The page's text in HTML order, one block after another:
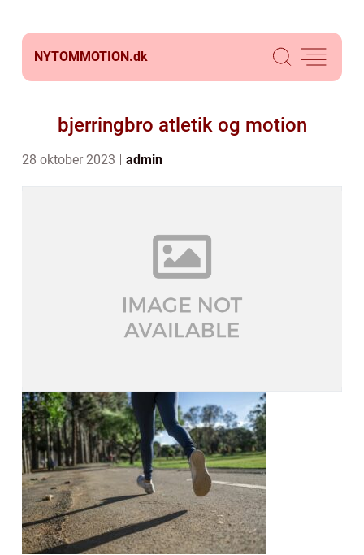
NYTOMMOTION.dk
bjerringbro atletik og motion
28 oktober 2023 admin